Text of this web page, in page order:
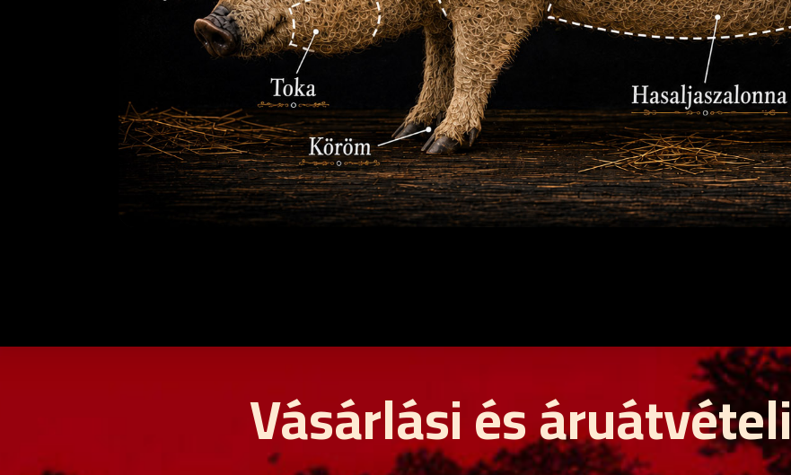
Vásárlási és